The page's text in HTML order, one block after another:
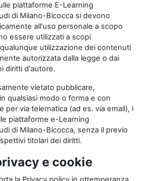
piattaforme E-Learning
di Milano-Bicocca si devono
all'uso personale a scopo
essere utilizzati a scopi
utilizzazione dei contenuti
autorizzata dalla legge o dai
diritti d'autore.
vietato pubblicare,
qualsiasi modo o forma e con
per via telematica (ad es. via email), i
piattaforme e-Learning
di Milano-Bicocca, senza il previo
titolari dei diritti.
e cookie